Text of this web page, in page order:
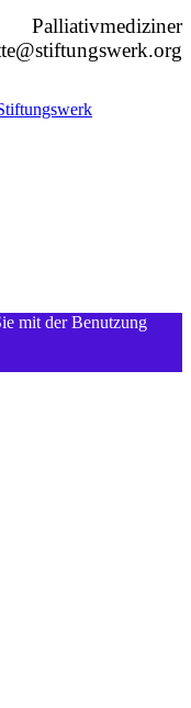
Palliativmediziner
mit der Benutzung